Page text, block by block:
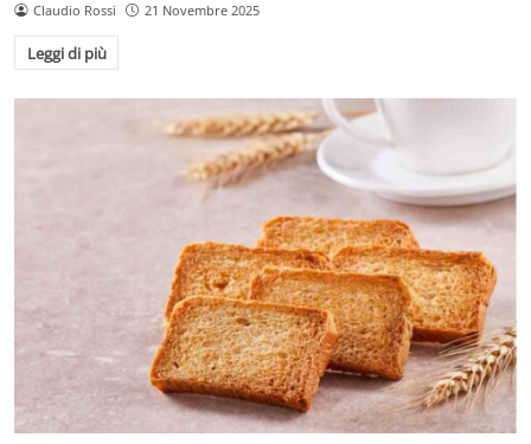
Claudio Rossi 21 Novembre 2025
Leggi di più